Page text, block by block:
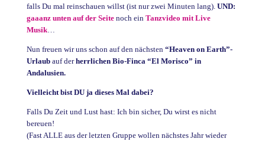
falls Du mal reinschauen willst (ist nur zwei Minuten lang). UND:
gaaanz unten auf der Seitenoch ein Tanzvideo mit Live
Musik…
Nun freuen wir uns schon auf den nächsten “Heaven on Earth”-
Urlaubauf derherrlichen Bio-Finca “El Morisco” in
Andalusien.
Vielleicht bist DU ja dieses Mal dabei?
Falls Du Zeit und Lust hast: Ich bin sicher, Du wirst es nicht
bereuen!
(Fast ALLE aus der letzten Gruppe wollen nächstes Jahr wieder